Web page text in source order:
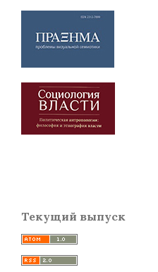
Текущий выпуск